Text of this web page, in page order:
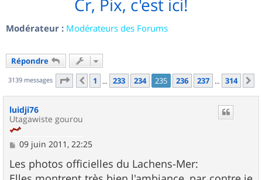
Cr, Pix, c'est ici!
Modérateur : Modérateurs des Forums
Répondre
3139 messages Page 235 sur314
Précédent
1 … 233 234 235 236 237 … 314
luidji76
Utagawiste gourou
M
s
s
09 juin 2011, 22:25
Les photos officielles du Lachens-Mer: